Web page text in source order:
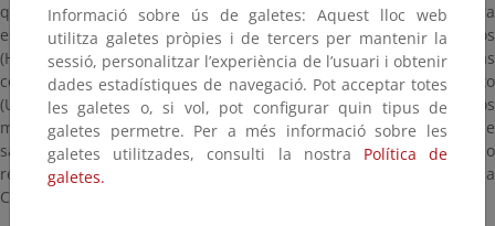
que se deroga el Reglamento (CE) nº 842/2006, y, de manera
específica, la importación o fabricación de hidrofluorocarburos
(HFCs) y la importación de equipos precargados con HFCs sin las
condiciones que reglamentariamente establece. El Reglamento
(UE) 517/2014 determina en su artículo 25 que los Estados
miembros establecerán las normas relativas al régimen de
sanciones aplicables en caso de infracción del mencionado
reglamento comunitario, que deberán ser notificadas a la
Comisión, a más tardar, el 1 de enero de 2017.
Informació sobre ús de galetes: Aquest lloc web
utilitza galetes pròpies i de tercers per mantenir la
sessió, personalitzar l’experiència de l’usuari i obtenir
dades estadístiques de navegació. Pot acceptar totes
les galetes o, si vol, pot configurar quin tipus de
galetes permetre. Per a més informació sobre les
galetes utilitzades, consulti la nostra Política de
galetes.